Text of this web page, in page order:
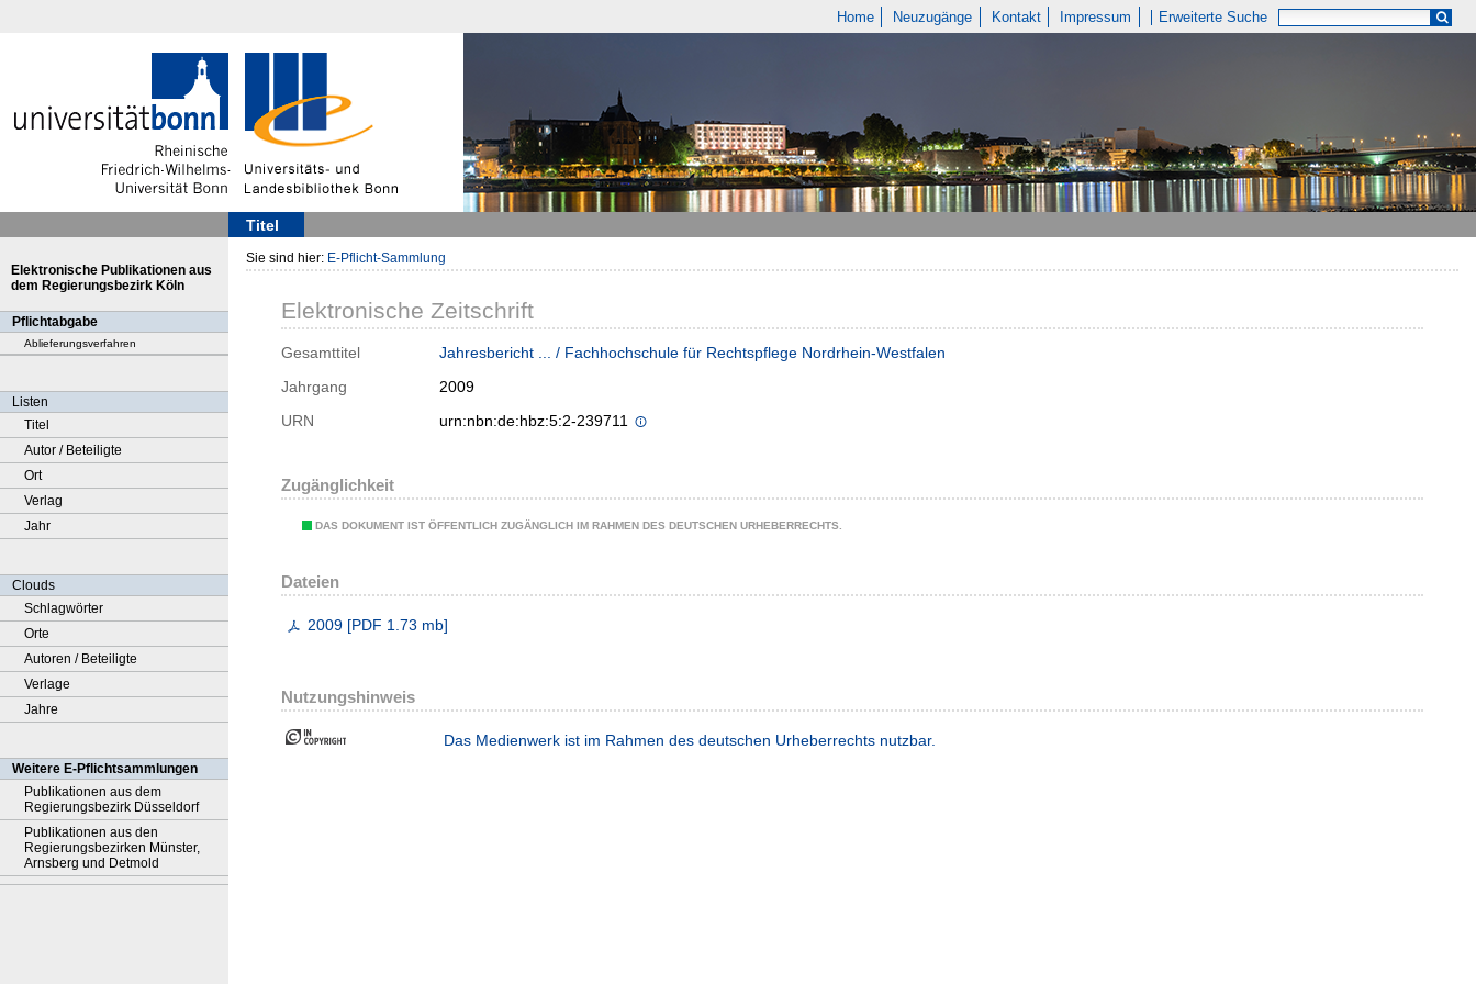
Home Neuzugänge Kontakt Impressum Erweiterte Suche
Titel
Elektronische Publikationen aus
dem Regierungsbezirk Köln
Pflichtabgabe
Ablieferungsverfahren
Listen
Titel
Autor / Beteiligte
Ort
Verlag
Jahr
Clouds
Schlagwörter
Orte
Autoren / Beteiligte
Verlage
Jahre
Weitere E-Pflichtsammlungen
Publikationen aus dem
Regierungsbezirk Düsseldorf
Publikationen aus den
Regierungsbezirken Münster,
Arnsberg und Detmold
Sie sind hier: E-Pflicht-Sammlung
Elektronische Zeitschrift
Gesamttitel
Jahresbericht ... / Fachhochschule für Rechtspflege Nordrhein-Westfalen
Jahrgang
2009
URN
urn:nbn:de:hbz:5:2-239711
Zugänglichkeit
DAS DOKUMENT IST ÖFFENTLICH ZUGÄNGLICH IM RAHMEN DES DEUTSCHEN URHEBERRECHTS.
Dateien
2009 [PDF 1.73 mb]
Nutzungshinweis
Das Medienwerk ist im Rahmen des deutschen Urheberrechts nutzbar.